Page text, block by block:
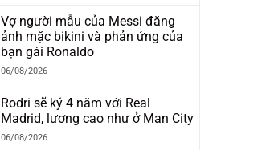
Vợ người mẫu của Messi đăng
ảnh mặc bikini và phản ứng của
bạn gái Ronaldo
06/08/2026
Rodri sẽ ký 4 năm với Real
Madrid, lương cao như ở Man City
06/08/2026